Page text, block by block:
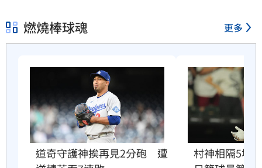
燃燒棒球魂 更多
道奇守護神挨再見2分砲　遭
村神相隔5場